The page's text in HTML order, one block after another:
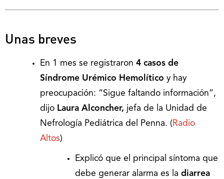
Unas breves
En 1 mes se registraron 4 casos de
Síndrome Urémico Hemolítico y hay
preocupación: “Sigue faltando información”,
dijo Laura Alconcher, jefa de la Unidad de
Nefrología Pediátrica del Penna. ( Radio
Altos)
Explicó que el principal síntoma que
debe generar alarma es la diarrea